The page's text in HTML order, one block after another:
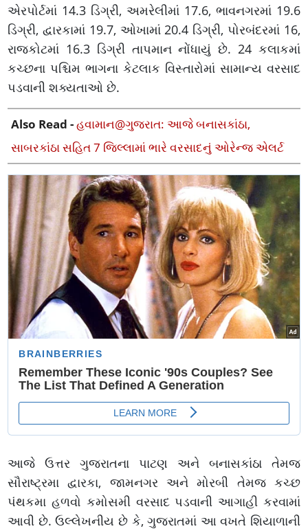
એરપોર્ટમાં 14.3 ડિગ્રી, અમરેલીમાં 17.6, ભાવનગરમાં 19.6
ડિગ્રી, દ્વારકામાં 19.7, ઓખામાં 20.4 ડિગ્રી, પોરબંદરમાં 16,
રાજકોટમાં 16.3 ડિગ્રી તાપમાન નોંધાયું છે. 24 કલાકમાં
કચ્છના પશ્ચિમ ભાગના કેટલાક વિસ્તારોમાં સામાન્ય વરસાદ
પડવાની શક્યતાઓ છે.
Also Read -હવામાન@ગુજરાત: આજે બનાસકાંઠા,
સાબરકાંઠા સહિત 7 જિલ્લામાં ભારે વરસાદનું ઓરેન્જ એલર્ટ
આજે ઉત્તર ગુજરાતના પાટણ અને બનાસકાંઠા તેમજ
સૌરાષ્ટ્રમા દ્વારકા, જામનગર અને મોરબી તેમજ કચ્છ
પંથકમા હળવો કમોસમી વરસાદ પડવાની આગાહી કરવામાં
આવી છે. ઉલ્લેખનીય છે કે, ગુજરાતમાં આ વખતે શિયાળાની